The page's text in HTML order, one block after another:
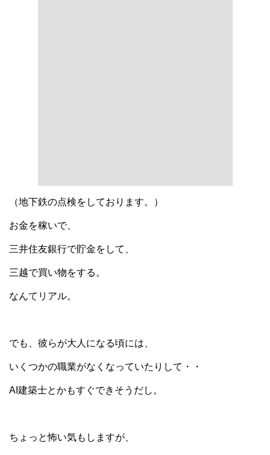
（地下鉄の点検をしております。）
お金を稼いで、
三井住友銀行で貯金をして、
三越で買い物をする。
なんてリアル。
でも、彼らが大人になる頃には、
いくつかの職業がなくなっていたりして・・
AI建築士とかもすぐできそうだし。
ちょっと怖い気もしますが、